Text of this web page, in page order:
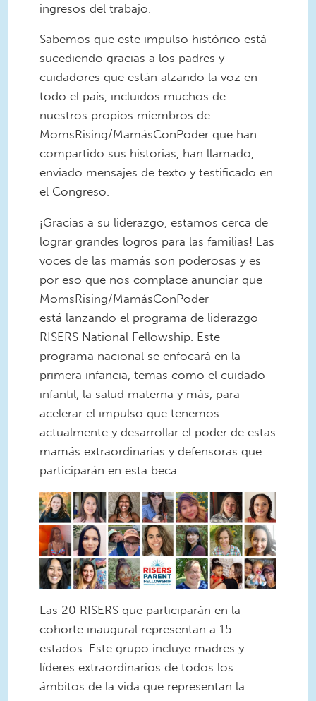
ingresos del trabajo.
Sabemos que este impulso histórico está
sucediendo gracias a los padres y
cuidadores que están alzando la voz en
todo el país, incluidos muchos de
nuestros propios miembros de
MomsRising/MamásConPoder que han
compartido sus historias, han llamado,
enviado mensajes de texto y testificado en
el Congreso.
¡Gracias a su liderazgo, estamos cerca de
lograr grandes logros para las familias! Las
voces de las mamás son poderosas y es
por eso que nos complace anunciar que
MomsRising/MamásConPoder
está lanzando el programa de liderazgo
RISERS National Fellowship. Este
programa nacional se enfocará en la
primera infancia, temas como el cuidado
infantil, la salud materna y más, para
acelerar el impulso que tenemos
actualmente y desarrollar el poder de estas
mamás extraordinarias y defensoras que
participarán en esta beca.
Las 20 RISERS que participarán en la
cohorte inaugural representan a 15
estados. Este grupo incluye madres y
líderes extraordinarios de todos los
ámbitos de la vida que representan la